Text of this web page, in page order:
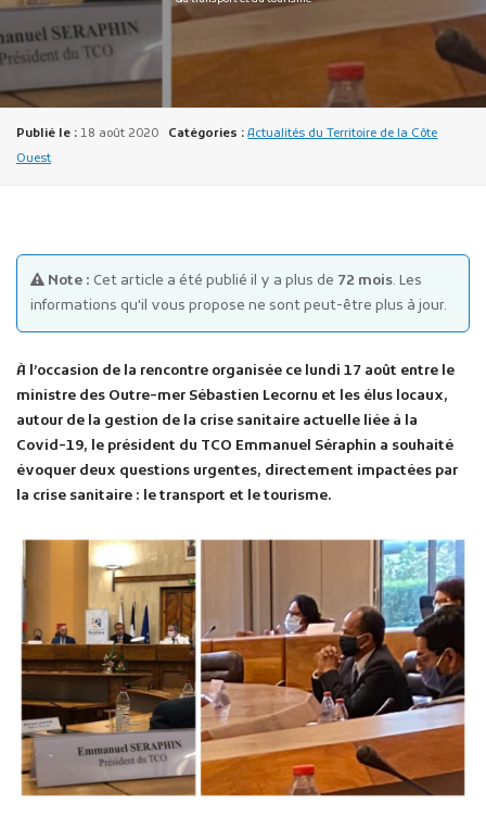
Plans d'accès
Publié le : 18 août 2020 Catégories : Actualités du Territoire de la Côte
Ouest
Note : Cet article a été publié il y a plus de 72 mois. Les
informations qu'il vous propose ne sont peut-être plus à jour.
À l’occasion de la rencontre organisée ce lundi 17 août entre le
ministre des Outre-mer Sébastien Lecornu et les élus locaux,
autour de la gestion de la crise sanitaire actuelle liée à la
Covid-19, le président du TCO Emmanuel Séraphin a souhaité
évoquer deux questions urgentes, directement impactées par
la crise sanitaire : le transport et le tourisme.